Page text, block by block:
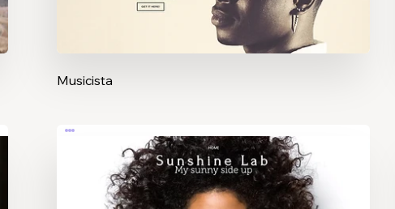
Musicista